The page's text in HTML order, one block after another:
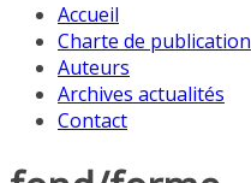
Accueil
Charte de publication
Auteurs
Archives actualités
Contact